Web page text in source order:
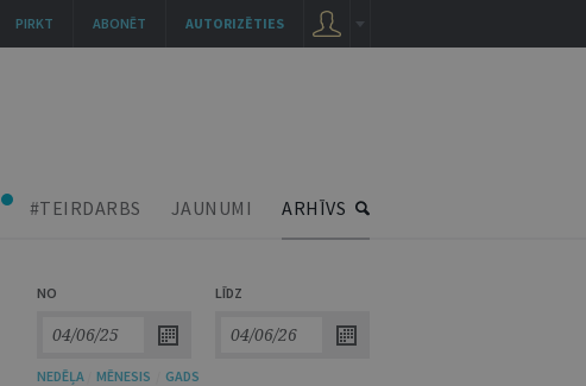
#TEIRDARBS JAUNUMI ARHĪVS
NO LĪDZ
NEDĒĻA MĒNESIS GADS
AUTORIZĒTIES
ABONĒT
PIRKT